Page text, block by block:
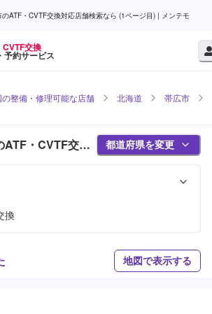
のATF・CVTF交換対応店舗検索なら (1ページ目) | メンテモ
CVTF交換
予約サービス
の整備・修理可能な店舗 北海道 帯広市
ATF・CVTF交換
ページ目)
都道府県を変更
換
地図で表示する